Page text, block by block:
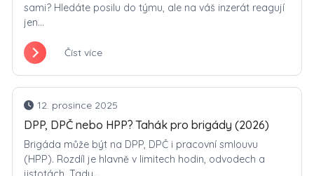
sami? Hledáte posilu do týmu, ale na váš inzerát reagují
jen...
Číst více
12. prosince 2025
DPP, DPČ nebo HPP? Tahák pro brigády (2026)
Brigáda může být na DPP, DPČ i pracovní smlouvu
(HPP). Rozdíl je hlavně v limitech hodin, odvodech a